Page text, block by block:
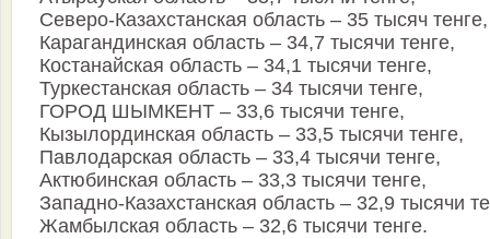
Северо-Казахстанская область – 35 тысяч тенге,
Карагандинская область – 34,7 тысячи тенге,
Костанайская область – 34,1 тысячи тенге,
Туркестанская область – 34 тысячи тенге,
ГОРОД ШЫМКЕНТ – 33,6 тысячи тенге,
Кызылординская область – 33,5 тысячи тенге,
Павлодарская область – 33,4 тысячи тенге,
Актюбинская область – 33,3 тысячи тенге,
Западно-Казахстанская область – 32,9 тысячи
Жамбылская область – 32,6 тысячи тенге.